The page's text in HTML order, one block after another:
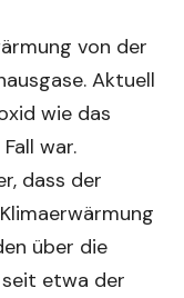
von der
Aktuell
wie das
war.
dass der
über die
etwa der